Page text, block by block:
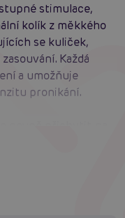
stimulace,
kolík z měkkého
se kuliček,
Každá
a umožňuje
pronikání.
při solo hrách i